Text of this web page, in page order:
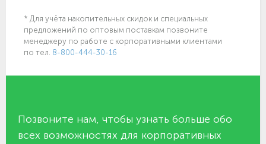
* Для учёта накопительных скидок и специальных
предложений по оптовым поставкам позвоните
менеджеру по работе с корпоративными клиентами
по тел. 8-800-444-30-16
Позвоните нам, чтобы узнать больше обо
всех возможностях для корпоративных